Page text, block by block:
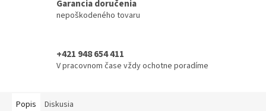
Garancia doručenia
nepoškodeného tovaru
+421 948 654 411
V pracovnom čase vždy ochotne poradíme
Popis Diskusia